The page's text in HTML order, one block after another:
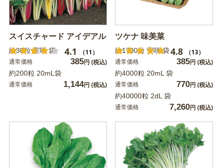
スイスチャード アイデアル
4.1 （11）
約30粒 実咲 袋
通常価格 385円 (税込)
約200粒 20mL袋
通常価格 1,144円 (税込)
ツケナ 味美菜
4.8 （13）
約1700粒 実咲 袋
通常価格 385円 (税込)
約4000粒 20mL 袋
通常価格 770円 (税込)
約40000粒 2dL 袋
通常価格 7,260円 (税込)